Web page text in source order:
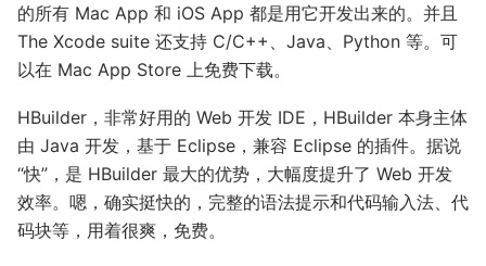
的所有 Mac App 和 iOS App 都是用它开发出来的。并且
The Xcode suite 还支持 C/C++、Java、Python 等。可
以在 Mac App Store 上免费下载。
HBuilder，非常好用的 Web 开发 IDE，HBuilder 本身主体
由 Java 开发，基于 Eclipse，兼容 Eclipse 的插件。据说
“快”，是 HBuilder 最大的优势，大幅度提升了 Web 开发
效率。嗯，确实挺快的，完整的语法提示和代码输入法、代
码块等，用着很爽，免费。